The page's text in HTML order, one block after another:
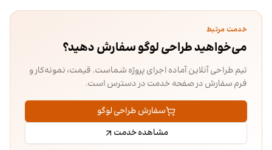
خدمت مرتبط
می‌خواهید طراحی لوگو سفارش دهید؟
تیم طراحی آنلاین آماده اجرای پروژه شماست. قیمت، نمونه‌کار و
فرم سفارش در صفحه خدمت در دسترس است.
سفارش طراحی لوگو
مشاهده خدمت